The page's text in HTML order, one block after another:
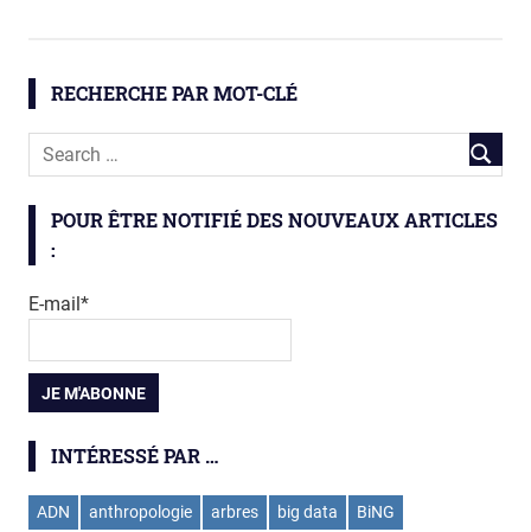
biodiversité
poissons
RECHERCHE PAR MOT-CLÉ
POUR ÊTRE NOTIFIÉ DES NOUVEAUX ARTICLES
:
E-mail*
INTÉRESSÉ PAR …
ADN anthropologie arbres big data BiNG